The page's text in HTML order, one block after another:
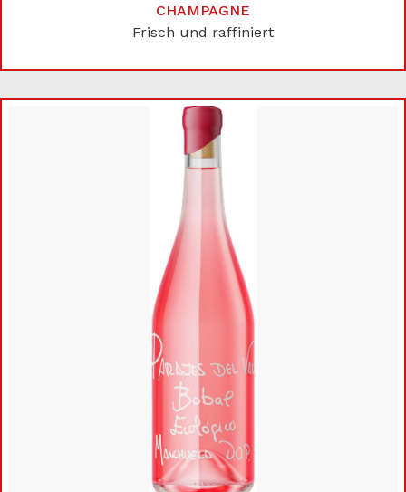
CHAMPAGNE
Frisch und raffiniert